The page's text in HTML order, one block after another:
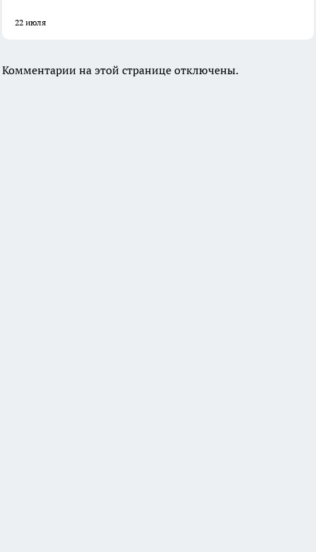
22 июля
Комментарии на этой странице отключены.